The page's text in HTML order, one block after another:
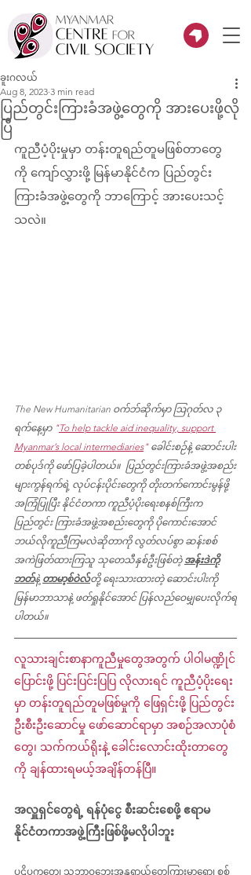
ပြည်တွင်းကြားခံအဖွဲ့တွေကို အားပေးဖို့လို
ပြီ
ခူးဂလယ်
Aug 8, 2023 3 min read
ကူညီပံ့ပိုးမှုမှာ တန်းတူရည်တူမဖြစ်တာတွေ
ကို ကျော်လွှားဖို့ မြန်မာနိုင်ငံက ပြည်တွင်း
ကြားခံအဖွဲ့တွေကို ဘာကြောင့် အားပေးသင့်
သလဲ။
The New Humanitarian ဝက်ဘ်ဆိုက်မှာ ဩဂုတ်လ ၃
ရက်နေ့မှာ "To help tackle aid inequality, support
Myanmar’s local intermediaries" ခေါင်းစဉ်နဲ့ ဆောင်းပါး
တစ်ပုဒ်ကို ဖော်ပြခဲ့ပါတယ်။  ပြည်တွင်းကြားခံအဖွဲ့အစည်း
များကွန်ရက်ရဲ့ လုပ်ငန်းပိုင်းတွေကို တိုးတက်ကောင်းမွန်ဖို့
အကြံပြုပြီး နိုင်ငံတကာ ကူညီပံ့ပိုးရေးစနစ်ကြီးက
ပြည်တွင်း ကြားခံအဖွဲ့အစည်းတွေကို ပိုကောင်းအောင်
ဘယ်လိုကူညီကြမလဲဆိုတာကို လွတ်လပ်စွာ ဆန်းစစ်
အကဲဖြတ်ထားကြသူ သုတေသီနှစ်ဦးဖြစ်တဲ့ အန်းဒဲကို
ဘတ်နဲ့ တာမာ့စ်ဝဲလ်တို့ ရေးသားထားတဲ့ ဆောင်းပါးကို
မြန်မာဘာသာနဲ့ ဖတ်ရှုနိုင်အောင် ပြန်လည်ဝေမျှပေးလိုက်ရ
ပါတယ်။
လူသားချင်းစာနာကူညီမှုတွေအတွက် ပါဝါမဏ္ဍိုင်
ပြောင်းဖို့ ပြင်းပြင်းပြပြ လိုလားရင် ကူညီပံ့ပိုးရေး
မှာ တန်းတူရည်တူမဖြစ်မှုကို ဖြေရှင်းဖို့ ပြည်တွင်း
ဦးစီးဦးဆောင်မှု ဖော်ဆောင်ရာမှာ အစဉ်အလာပုံစံ
တွေ၊ သက်ကယ်ရိုးနဲ့ ခေါင်းလောင်းထိုးတာတွေ
ကို ချန်ထားရမယ့်အချိန်တန်ပြီ။
အလှူရှင်တွေရဲ့ ရန်ပုံငွေ စီးဆင်းစေဖို့ ဧရာမ
နိုင်ငံတကာအဖွဲ့ကြီးဖြစ်ဖို့မလိုပါဘူး
ပဋိပက္ခတွေ၊ သဘာဝဘေးအန္တရာယ်တွေကြားမှာရော၊ စစ်